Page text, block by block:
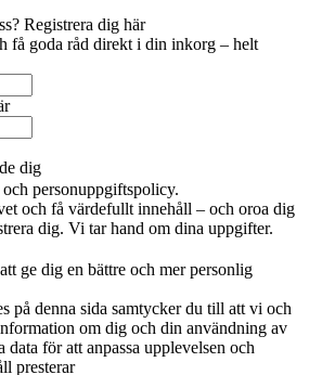
Registrera dig här
få goda råd direkt i din inkorg – helt
dig
personuppgiftspolicy.
och få värdefullt innehåll – och oroa dig
dig. Vi tar hand om dina uppgifter.
ge dig en bättre och mer personlig
på denna sida samtycker du till att vi och
om dig och din användning av
data för att anpassa upplevelsen och
presterar